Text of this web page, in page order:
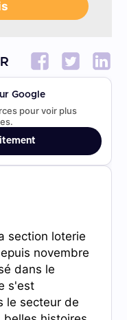
Google
pour voir plus
section loterie
novembre
dans le
s'est
le secteur de